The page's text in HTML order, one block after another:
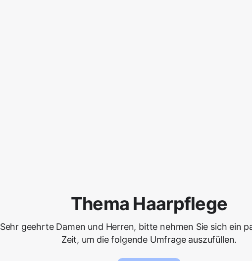
Thema Haarpflege
Sehr geehrte Damen und Herren, bitte nehmen Sie sich ein
Zeit, um die folgende Umfrage auszufüllen.